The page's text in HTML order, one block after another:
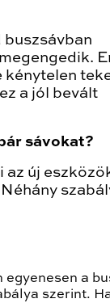
buszsávban
kénytelen
a jól bevált
sávokat?
az új
egyenesen a
szerint.